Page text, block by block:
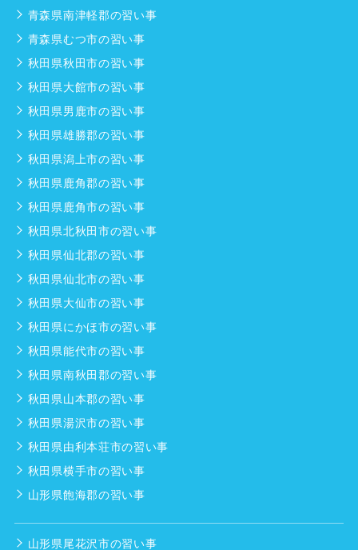
青森県南津軽郡の習い事
青森県むつ市の習い事
秋田県秋田市の習い事
秋田県大館市の習い事
秋田県男鹿市の習い事
秋田県雄勝郡の習い事
秋田県潟上市の習い事
秋田県鹿角郡の習い事
秋田県鹿角市の習い事
秋田県北秋田市の習い事
秋田県仙北郡の習い事
秋田県仙北市の習い事
秋田県大仙市の習い事
秋田県にかほ市の習い事
秋田県能代市の習い事
秋田県南秋田郡の習い事
秋田県山本郡の習い事
秋田県湯沢市の習い事
秋田県由利本荘市の習い事
秋田県横手市の習い事
山形県飽海郡の習い事
山形県尾花沢市の習い事